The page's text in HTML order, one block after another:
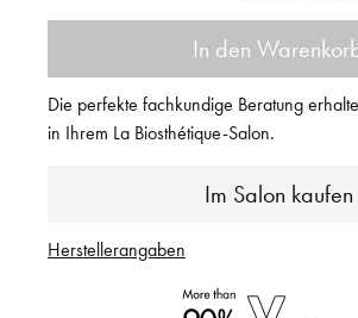
In den
Im Salon kaufen
Die perfekte fachkundige Beratung
in Ihrem La Biosthétique-Salon.
Herstellerangaben